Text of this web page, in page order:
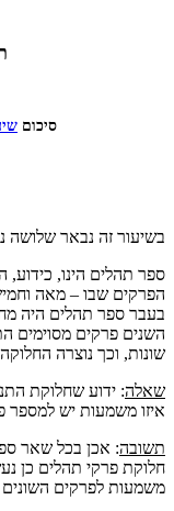
סיכום
בשיעור זה נבאר שלושה
ספר תהלים הינו,
הפרקים שבו – מאה
בעבר ספר תהלים היה
השנים פרקים מסוימים
שונות, וכך נוצרה
שאלה: ידוע שחלוקת
איזו משמעות יש למספר
תשובה: אכן בכל שאר
חלוקת פרקי תהלים כן
משמעות לפרקים